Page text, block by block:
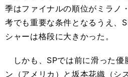
季はファイナルの順位がミラノ
考でも重要な条件となるうえ、
シャーは格段に大きかった。
しかも、SPでは前に滑った優
ン（アメリカ）と坂本花織（シ